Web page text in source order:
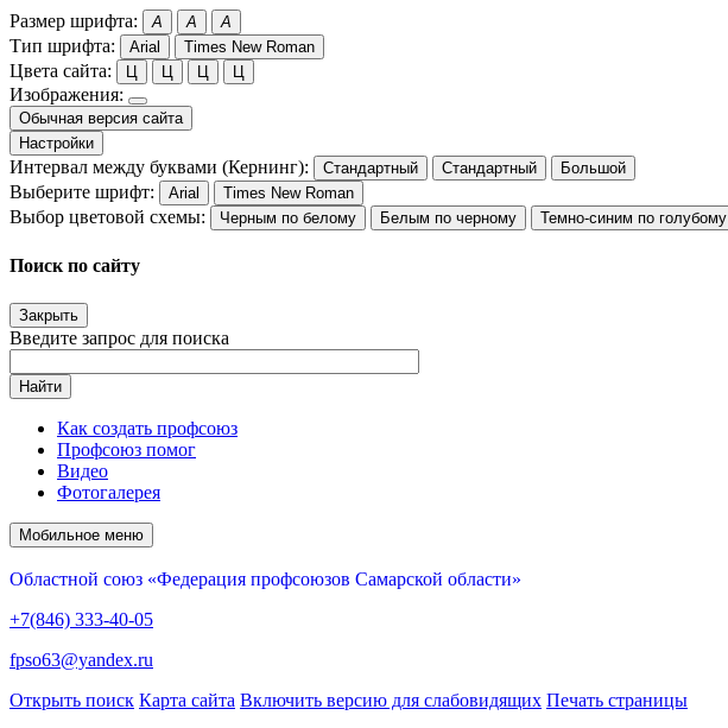
Размер шрифта: A A A
Тип шрифта: Arial Times New Roman
Цвета сайта: Ц Ц Ц Ц
Изображения:
Обычная версия сайта
Настройки
Интервал между буквами (Кернинг): Стандартный Стандартный Большой
Выберите шрифт: Arial Times New Roman
Выбор цветовой схемы: Черным по белому Белым по черному Темно-синим по голубому
Поиск по сайту
Закрыть
Введите запрос для поиска
Найти
Как создать профсоюз
Профсоюз помог
Видео
Фотогалерея
Мобильное меню
Областной союз «Федерация профсоюзов Самарской области»
+7(846) 333-40-05
fpso63@yandex.ru
Открыть поиск Карта сайта Включить версию для слабовидящих Печать страницы